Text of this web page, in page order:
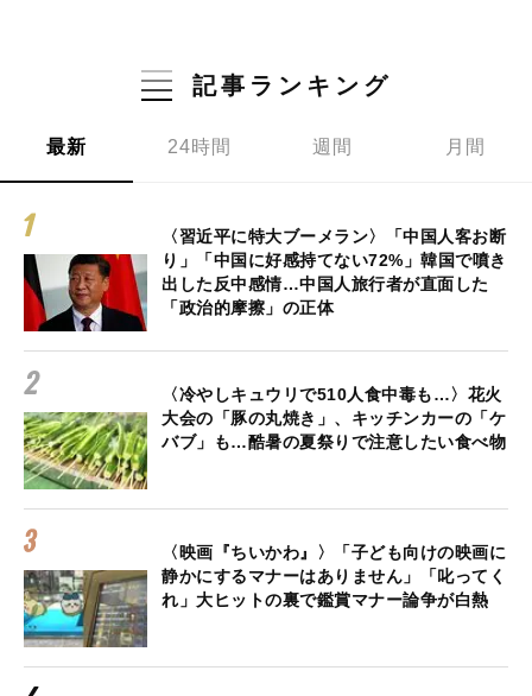
記事ランキング
最新 24時間 週間 月間
〈習近平に特大ブーメラン〉「中国人客お断
り」「中国に好感持てない72%」韓国で噴き
出した反中感情…中国人旅行者が直面した
「政治的摩擦」の正体
〈冷やしキュウリで510人食中毒も…〉花火
大会の「豚の丸焼き」、キッチンカーの「ケ
バブ」も…酷暑の夏祭りで注意したい食べ物
〈映画『ちいかわ』〉「子ども向けの映画に
静かにするマナーはありません」「叱ってく
れ」大ヒットの裏で鑑賞マナー論争が白熱